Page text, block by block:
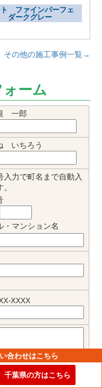
ト ファインパーフェ
ダークグレー
その他の施工事例一覧→
ーム
一郎
いちろう
力で町名まで自動入
・マンション名
XXXX
合わせはこちら
千葉県の方はこちら